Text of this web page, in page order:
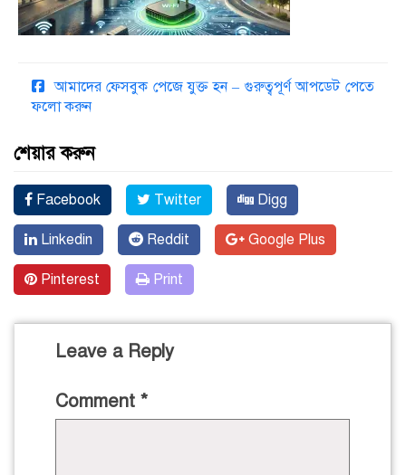
আমাদের ফেসবুক পেজে যুক্ত হন – গুরুত্বপূর্ণ আপডেট পেতে
ফলো করুন
শেয়ার করুন
Facebook Twitter Digg
Linkedin Reddit Google Plus
Pinterest Print
Leave a Reply
Comment *